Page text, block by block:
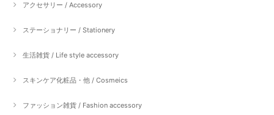
アクセサリー / Accessory
ステーショナリー / Stationery
生活雑貨 / Life style accessory
スキンケア化粧品・他 / Cosmeics
ファッション雑貨 / Fashion accessory